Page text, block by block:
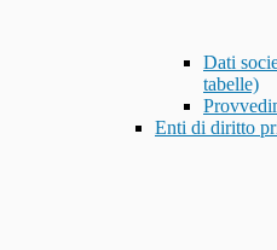
Dati
tabelle)
Enti di diritto